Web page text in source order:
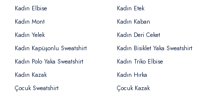
Kadın Elbise
Kadın Etek
Kadın Mont
Kadın Kaban
Kadın Yelek
Kadın Deri Ceket
Kadın Kapüşonlu Sweatshirt
Kadın Bisiklet Yaka Sweatshirt
Kadın Polo Yaka Sweatshirt
Kadın Triko Elbise
Kadın Kazak
Kadın Hırka
Çocuk Sweatshirt
Çocuk Kazak